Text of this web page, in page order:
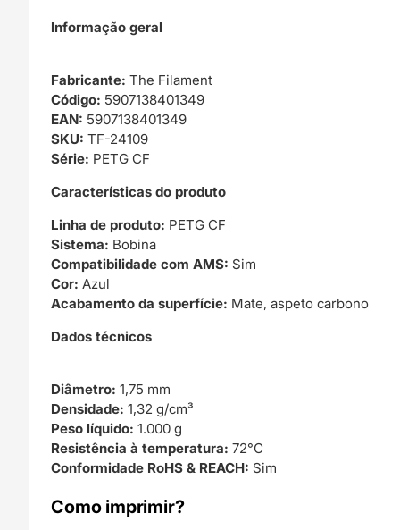
Informação geral
Fabricante: The Filament
Código: 5907138401349
EAN: 5907138401349
SKU: TF-24109
Série: PETG CF
Características do produto
Linha de produto: PETG CF
Sistema: Bobina
Compatibilidade com AMS: Sim
Cor: Azul
Acabamento da superfície: Mate, aspeto carbono
Dados técnicos
Diâmetro: 1,75 mm
Densidade: 1,32 g/cm³
Peso líquido: 1.000 g
Resistência à temperatura: 72°C
Conformidade RoHS & REACH: Sim
Como imprimir?